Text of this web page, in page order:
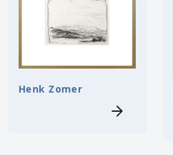
Henk Zomer